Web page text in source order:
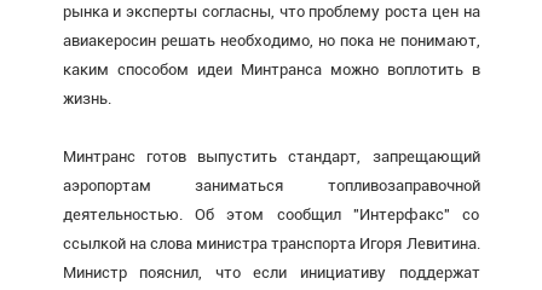
рынка и эксперты согласны, что проблему роста цен на
авиакеросин решать необходимо, но пока не понимают,
каким способом идеи Минтранса можно воплотить в
жизнь.
Минтранс готов выпустить стандарт, запрещающий
аэропортам заниматься топливозаправочной
деятельностью. Об этом сообщил "Интерфакс" со
ссылкой на слова министра транспорта Игоря Левитина.
Министр пояснил, что если инициативу поддержат